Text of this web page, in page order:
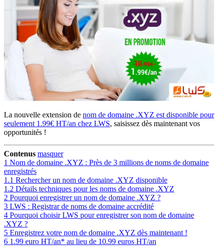
La nouvelle extension de nom de domaine .XYZ est disponible pour
seulement 1.99€ HT/an chez LWS, saisissez dès maintenant vos
opportunités !
Contenus masquer
1 Nom de domaine .XYZ : Près de 3 millions de noms de domaine
enregistrés
1.1 Rechercher un nom de domaine .XYZ disponible
1.2 Détails techniques pour les noms de domaine .XYZ
2 Pourquoi enregistrer un nom de domaine .XYZ ?
3 LWS : Registrar de noms de domaine accrédité
4 Pourquoi choisir LWS pour enregistrer son nom de domaine
.XYZ ?
5 Enregistrez votre nom de domaine .XYZ dès maintenant !
6 1.99 euro HT/an* au lieu de 10.99 euros HT/an